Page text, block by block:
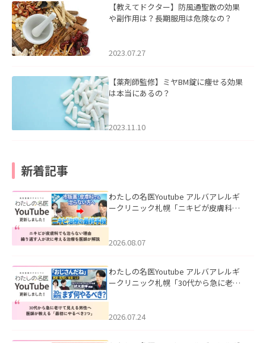
【教えてドクター】防風通聖散の効果
や副作用は？長期服用は危険なの？
2023.07.27
【薬剤師監修】ミヤBM錠に痩せる効果
は本当にあるの？
2023.11.10
新着記事
わたしの名医Youtube アルバアレルギ
ークリニック札幌「ニキビが皮膚科で
ました。
2026.08.07
わたしの名医Youtube アルバアレルギ
ークリニック札幌「30代から急に老け
た。
2026.07.24